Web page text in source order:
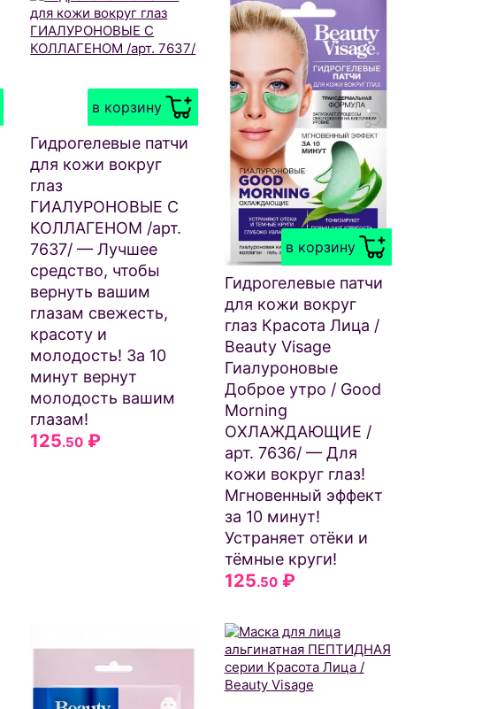
в корзину
Гидрогелевые патчи
для кожи вокруг
глаз
ГИАЛУРОНОВЫЕ С
КОЛЛАГЕНОМ /арт.
7637/ — Лучшее
средство, чтобы
вернуть вашим
глазам свежесть,
красоту и
молодость! За 10
минут вернут
молодость вашим
глазам!
125.50 ₽
в корзину
Гидрогелевые патчи
для кожи вокруг
глаз Красота Лица /
Beauty Visage
Гиалуроновые
Доброе утро / Good
Morning
ОХЛАЖДАЮЩИЕ /
арт. 7636/ — Для
кожи вокруг глаз!
Мгновенный эффект
за 10 минут!
Устраняет отёки и
тёмные круги!
125.50₽